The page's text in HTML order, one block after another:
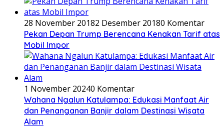
28 November 20182 Desember 20180 Komentar
Pekan Depan Trump Berencana Kenakan Tarif atas
Mobil Impor
1 November 20240 Komentar
Wahana Ngalun Katulampa: Edukasi Manfaat Air
dan Penanganan Banjir dalam Destinasi Wisata
Alam